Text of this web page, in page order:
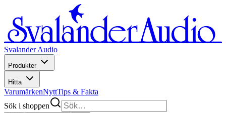
Svalander Audio
Produkter
Hitta
VarumärkenNyttTips & Fakta
Sök i shoppen